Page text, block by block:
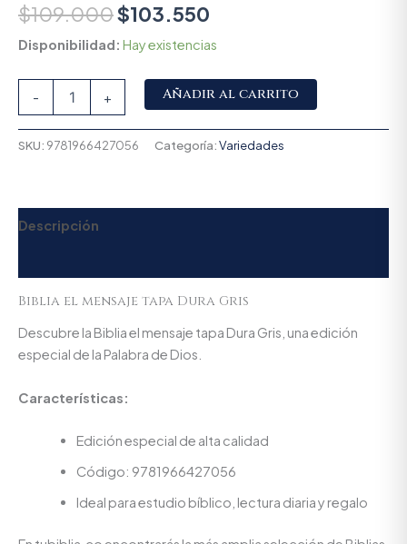
$109.000$103.550
Disponibilidad: Hay existencias
- + Añadir al carrito
SKU: 9781966427056 Categoría:Variedades
Descripción
Biblia el mensaje tapa Dura Gris
Descubre la Biblia el mensaje tapa Dura Gris, una edición
especial de la Palabra de Dios.
Características:
Edición especial de alta calidad
Código: 9781966427056
Ideal para estudio bíblico, lectura diaria y regalo